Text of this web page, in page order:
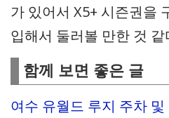
가 있어서 X5+ 시즌권을
입해서 둘러볼 만한 것 같
함께 보면 좋은 글
여수 유월드 루지 주차